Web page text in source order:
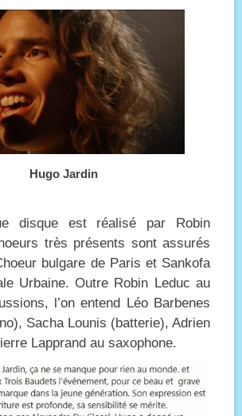
Hugo Jardin
disque est réalisé par Robin
très présents sont assurés
bulgare de Paris et Sankofa
Urbaine. Outre Robin Leduc au
l’on entend Léo Barbenes
Sacha Lounis (batterie), Adrien
Lapprand au saxophone.